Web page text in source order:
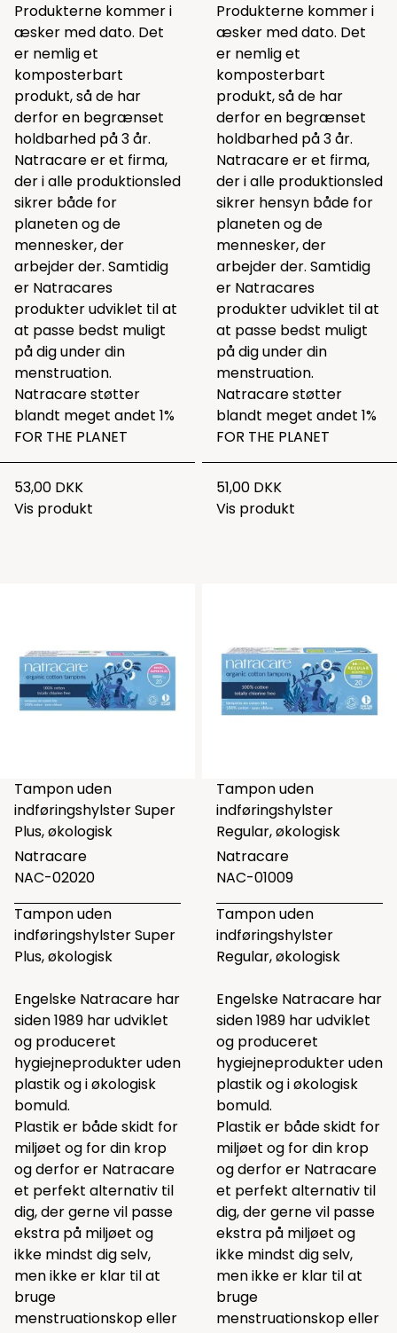
Produkterne kommer i
æsker med dato. Det
er nemlig et
komposterbart
produkt, så de har
derfor en begrænset
holdbarhed på 3 år.
Natracare er et firma,
der i alle produktionsled
sikrer både for
planeten og de
mennesker, der
arbejder der. Samtidig
er Natracares
produkter udviklet til at
at passe bedst muligt
på dig under din
menstruation.
Natracare støtter
blandt meget andet 1%
FOR THE PLANET
53,00 DKK
Vis produkt
Produkterne kommer i
æsker med dato. Det
er nemlig et
komposterbart
produkt, så de har
derfor en begrænset
holdbarhed på 3 år.
Natracare er et firma,
der i alle produktionsled
sikrer hensyn både for
planeten og de
mennesker, der
arbejder der. Samtidig
er Natracares
produkter udviklet til at
at passe bedst muligt
på dig under din
menstruation.
Natracare støtter
blandt meget andet 1%
FOR THE PLANET
51,00 DKK
Vis produkt
Tampon uden
indføringshylster Super
Plus, økologisk
Natracare
NAC-02020
Tampon uden
indføringshylster Super
Plus, økologisk
Engelske Natracare har
siden 1989 har udviklet
og produceret
hygiejneprodukter uden
plastik og i økologisk
bomuld.
Plastik er både skidt for
miljøet og for din krop
og derfor er Natracare
et perfekt alternativ til
dig, der gerne vil passe
ekstra på miljøet og
ikke mindst dig selv,
men ikke er klar til at
bruge
menstruationskop eller
Tampon uden
indføringshylster
Regular, økologisk
Natracare
NAC-01009
Tampon uden
indføringshylster
Regular, økologisk
Engelske Natracare har
siden 1989 har udviklet
og produceret
hygiejneprodukter uden
plastik og i økologisk
bomuld.
Plastik er både skidt for
miljøet og for din krop
og derfor er Natracare
et perfekt alternativ til
dig, der gerne vil passe
ekstra på miljøet og
ikke mindst dig selv,
men ikke er klar til at
bruge
menstruationskop eller